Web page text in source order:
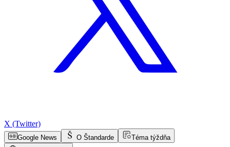
X (Twitter)
Google News O Štandarde
Téma týždňa